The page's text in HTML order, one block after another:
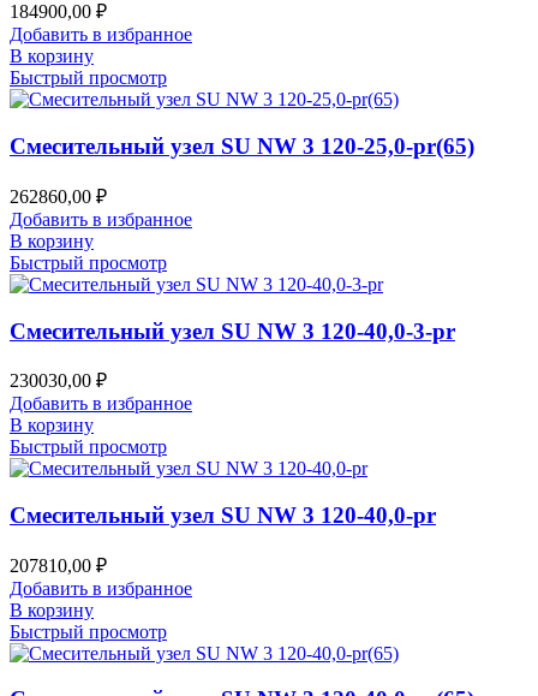
184900,00 ₽
Добавить в избранное
В корзину
Быстрый просмотр
Смесительный узел SU NW 3 120-25,0-pr(65)
262860,00 ₽
Добавить в избранное
В корзину
Быстрый просмотр
Смесительный узел SU NW 3 120-40,0-3-pr
230030,00 ₽
Добавить в избранное
В корзину
Быстрый просмотр
Смесительный узел SU NW 3 120-40,0-pr
207810,00 ₽
Добавить в избранное
В корзину
Быстрый просмотр